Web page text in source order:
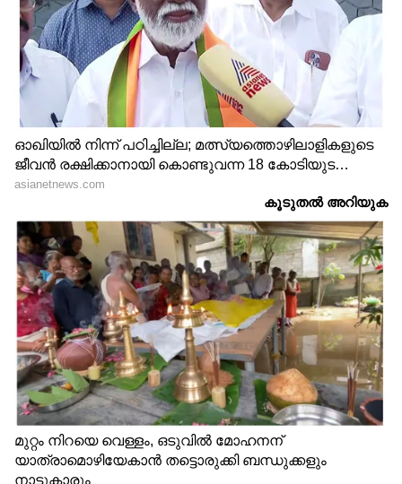
ചെലവഴിച്ച നിമിഷങ്ങളെ കുറിച്ച് വിശദമാക്കി.
ഏറ്റവും ഒടുവിൽ അവൾക്ക് 2,000 രൂപ
നൽകിയെന്നും അവകാശപ്പെട്ടു.
പോസ്റ്റ് വൈറൽ, കുറിപ്പുമായി സോഷ്യൽ
മീഡിയ
രണ്ട് പോസ്റ്റുകളും പെട്ടെന്ന് വൈറലായി.
പിന്നാലെ സോഷ്യൽ മീഡിയയിൽ നിരവധി
പേരാണ് കുറിപ്പെഴുതാനെത്തിയത്. ചില
ഉപയോക്താക്കൾ ഈ ആശയത്തെ ഗിഗ്
എക്കണോമിയിൽ പണം സമ്പാദിക്കാനുള്ള ഒരു
പ്രായോഗിക മാർഗമായി കണ്ടു. എന്നാൽ
മറ്റുള്ളവർ ഏകാന്തത, സുരക്ഷ, ചൂഷണം,
ആധുനിക ബന്ധങ്ങളുടെ മാറിക്കൊണ്ടിരിക്കുന്ന
സ്വഭാവം എന്നിവയെക്കുറിച്ച് ആശങ്കപ്പെട്ടു.
"ഏറ്റവും ഉയർന്ന ശരീരഘടന
പിന്തുടരുന്നവർക്ക് ഇതുപോലുള്ള
ഓഫറുകളുമായി വിപണിയിൽ പെൺകുട്ടികൾ
നിറഞ്ഞുനിൽക്കുന്നത് ഉടൻ തന്നെ കാണാൻ